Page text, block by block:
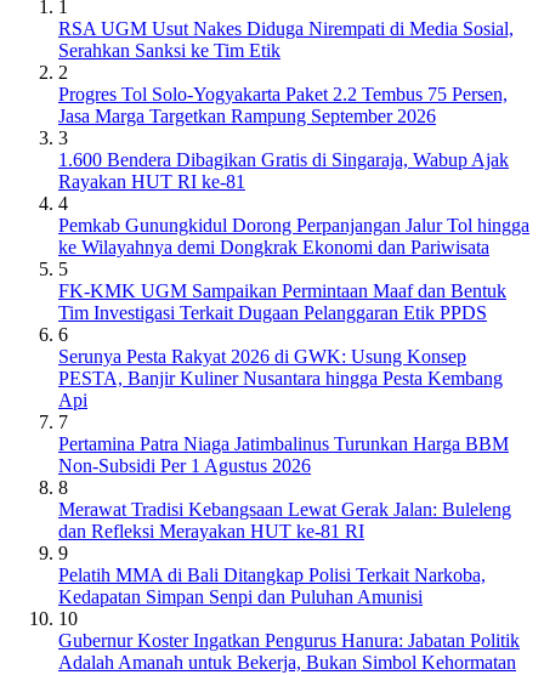
1
RSA UGM Usut Nakes Diduga Nirempati di Media Sosial,
Serahkan Sanksi ke Tim Etik
2
Progres Tol Solo-Yogyakarta Paket 2.2 Tembus 75 Persen,
Jasa Marga Targetkan Rampung September 2026
3
1.600 Bendera Dibagikan Gratis di Singaraja, Wabup Ajak
Rayakan HUT RI ke-81
4
Pemkab Gunungkidul Dorong Perpanjangan Jalur Tol hingga
ke Wilayahnya demi Dongkrak Ekonomi dan Pariwisata
5
FK-KMK UGM Sampaikan Permintaan Maaf dan Bentuk
Tim Investigasi Terkait Dugaan Pelanggaran Etik PPDS
6
Serunya Pesta Rakyat 2026 di GWK: Usung Konsep
PESTA, Banjir Kuliner Nusantara hingga Pesta Kembang
Api
7
Pertamina Patra Niaga Jatimbalinus Turunkan Harga BBM
Non-Subsidi Per 1 Agustus 2026
8
Merawat Tradisi Kebangsaan Lewat Gerak Jalan: Buleleng
dan Refleksi Merayakan HUT ke-81 RI
9
Pelatih MMA di Bali Ditangkap Polisi Terkait Narkoba,
Kedapatan Simpan Senpi dan Puluhan Amunisi
10
Gubernur Koster Ingatkan Pengurus Hanura: Jabatan Politik
Adalah Amanah untuk Bekerja, Bukan Simbol Kehormatan